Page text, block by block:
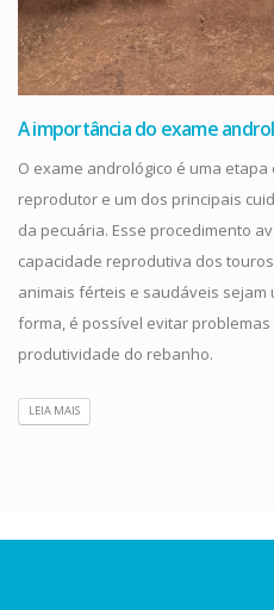
A importância do exame
O exame andrológico é uma
reprodutor e um dos principais
da pecuária. Esse procedimento
capacidade reprodutiva dos
animais férteis e saudáveis
forma, é possível evitar
produtividade do rebanho.
LEIA MAIS